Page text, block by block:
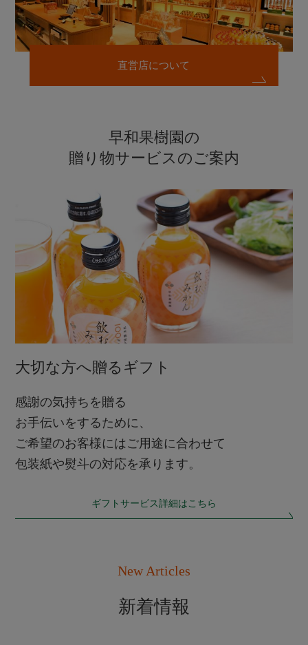
直営店について
早和果樹園の
贈り物サービスのご案内
大切な方へ贈るギフト
感謝の気持ちを贈る
お手伝いをするために、
ご希望のお客様にはご用途に合わせて
包装紙や熨斗の対応を承ります。
ギフトサービス詳細はこちら